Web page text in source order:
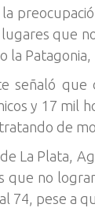
la
que
o la
señaló que
y 17 mil
de
de La Plata,
que no
74, pese a